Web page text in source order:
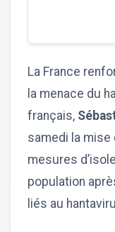
La France
la menace du
français,
samedi la mise
mesures
population
liés au